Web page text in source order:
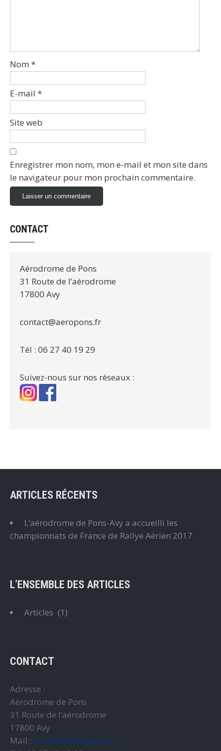
Nom *
E-mail *
Site web
Enregistrer mon nom, mon e-mail et mon site dans
le navigateur pour mon prochain commentaire.
CONTACT
Aérodrome de Pons
31 Route de l’aérodrome
17800 Avy
contact@aeropons.fr
Tél : 06 27 40 19 29
Suivez-nous sur nos réseaux :
ARTICLES RÉCENTS
L’aérodrome de Pons-Avy a accueilli les
championnats de France de Rallye Aérien 2017
L’ENSEMBLE DES ARTICLES
Articles (1)
CONTACT
Adresse :
Aérodrome de Pons
31 Route de l’aérodrome
17800 Avy
Mail : contact@aeropons.fr